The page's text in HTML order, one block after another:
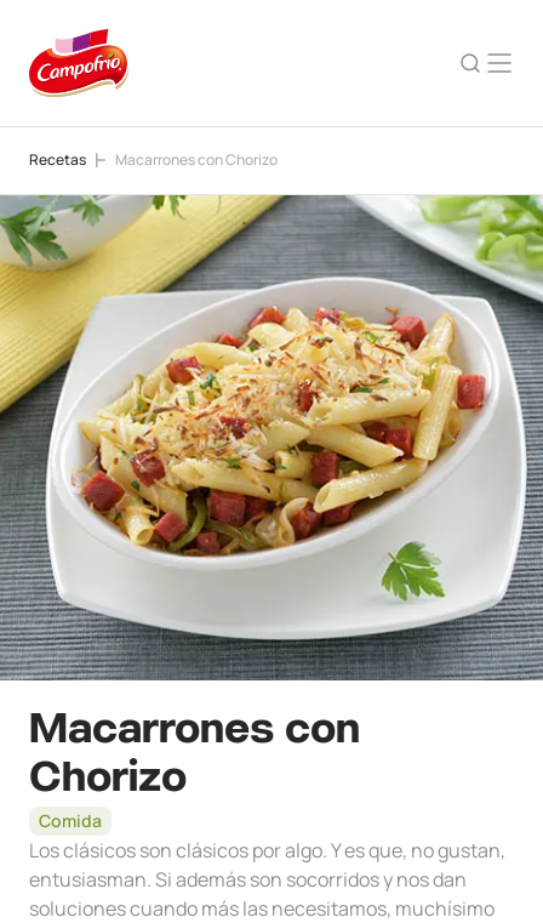
Recetas Macarrones con Chorizo
Macarrones con
Chorizo
Comida
Los clásicos son clásicos por algo. Y es que, no gustan,
entusiasman. Si además son socorridos y nos dan
soluciones cuando más las necesitamos, muchísimo